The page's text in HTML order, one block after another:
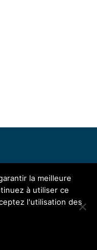
la meilleure
à utiliser ce
l'utilisation des